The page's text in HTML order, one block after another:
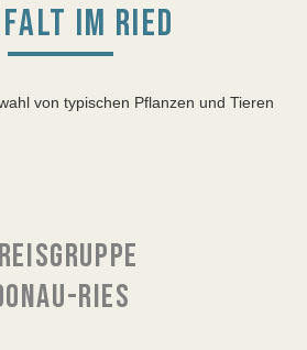
IM RIED
von typischen Pflanzen und Tieren
RIES